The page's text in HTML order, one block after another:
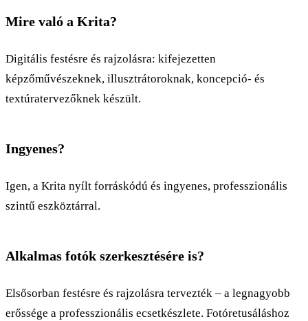
Mire való a Krita?
Digitális festésre és rajzolásra: kifejezetten
képzőművészeknek, illusztrátoroknak, koncepció- és
textúratervezőknek készült.
Ingyenes?
Igen, a Krita nyílt forráskódú és ingyenes, professzionális
szintű eszköztárral.
Alkalmas fotók szerkesztésére is?
Elsősorban festésre és rajzolásra tervezték – a legnagyobb
erőssége a professzionális ecsetkészlete. Fotóretusáláshoz